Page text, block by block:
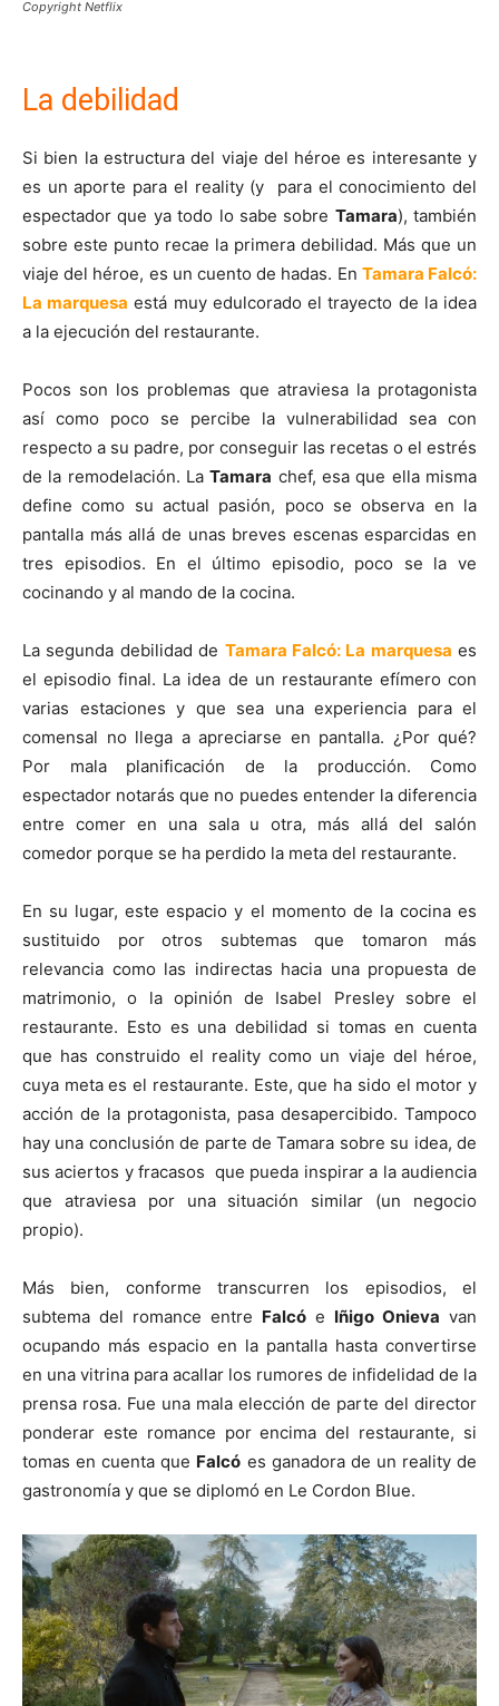
Copyright Netflix
La debilidad
Si bien la estructura del viaje del héroe es interesante y
es un aporte para el reality (y para el conocimiento del
espectador que ya todo lo sabe sobre Tamara), también
sobre este punto recae la primera debilidad. Más que un
viaje del héroe, es un cuento de hadas. En Tamara Falcó:
La marquesa está muy edulcorado el trayecto de la idea
a la ejecución del restaurante.
Pocos son los problemas que atraviesa la protagonista
así como poco se percibe la vulnerabilidad sea con
respecto a su padre, por conseguir las recetas o el estrés
de la remodelación. LaTamara chef, esa que ella misma
define como su actual pasión, poco se observa en la
pantalla más allá de unas breves escenas esparcidas en
tres episodios. En el último episodio, poco se la ve
cocinando y al mando de la cocina.
La segunda debilidad de Tamara Falcó: La marquesa es
el episodio final. La idea de un restaurante efímero con
varias estaciones y que sea una experiencia para el
comensal no llega a apreciarse en pantalla. ¿Por qué?
Por mala planificación de la producción. Como
espectador notarás que no puedes entender la diferencia
entre comer en una sala u otra, más allá del salón
comedor porque se ha perdido la meta del restaurante.
En su lugar, este espacio y el momento de la cocina es
sustituido por otros subtemas que tomaron más
relevancia como las indirectas hacia una propuesta de
matrimonio, o la opinión de Isabel Presley sobre el
restaurante. Esto es una debilidad si tomas en cuenta
que has construido el reality como un viaje del héroe,
cuya meta es el restaurante. Este, que ha sido el motor y
acción de la protagonista, pasa desapercibido. Tampoco
hay una conclusión de parte de Tamara sobre su idea, de
sus aciertos y fracasos que pueda inspirar a la audiencia
que atraviesa por una situación similar (un negocio
propio).
Más bien, conforme transcurren los episodios, el
subtema del romance entre Falcó e Iñigo Onieva van
ocupando más espacio en la pantalla hasta convertirse
en una vitrina para acallar los rumores de infidelidad de la
prensa rosa. Fue una mala elección de parte del director
ponderar este romance por encima del restaurante, si
tomas en cuenta que Falcó es ganadora de un reality de
gastronomía y que se diplomó en Le Cordon Blue.